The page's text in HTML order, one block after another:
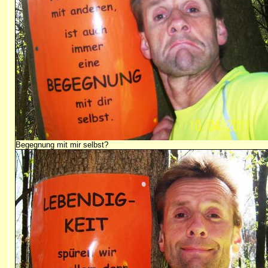
Begegnung mit mir selbst?